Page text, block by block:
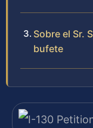
Sobre el Sr.
bufete